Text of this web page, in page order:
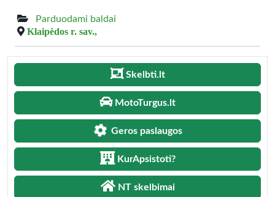
Parduodami baldai
Klaipėdos r. sav.,
Skelbti.lt
MotoTurgus.lt
Geros paslaugos
KurApsistoti?
NT skelbimai